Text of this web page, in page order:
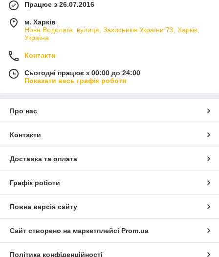
Працює з 26.07.2016
м. Харків
Нова Водолага, вулиця, Захисників України 73, Харків,
Україна
Контакти
Сьогодні працює з 00:00 до 24:00
Показати весь графік роботи
Про нас
Контакти
Доставка та оплата
Графік роботи
Повна версія сайту
Сайт створено на маркетплейсі Prom.ua
Політика конфіденційності